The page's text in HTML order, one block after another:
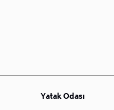
Yatak Odası